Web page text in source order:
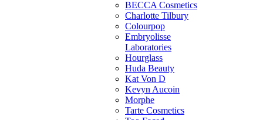
BECCA Cosmetics
Charlotte Tilbury
Colourpop
Embryolisse
Laboratories
Hourglass
Huda Beauty
Kat Von D
Kevyn Aucoin
Morphe
Tarte Cosmetics